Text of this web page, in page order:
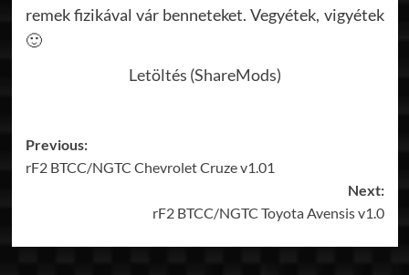
remek fizikával vár benneteket. Vegyétek, vigyétek
🙂
Letöltés (ShareMods)
Post
navigation
Previous:
rF2 BTCC/NGTC Chevrolet Cruze v1.01
Next:
rF2 BTCC/NGTC Toyota Avensis v1.0